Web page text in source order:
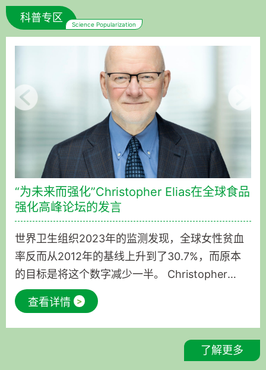
科普专区
Science Popularization
“为未来而强化”Christopher Elias在全球食品
强化高峰论坛的发言
世界卫生组织2023年的监测发现，全球女性贫血
率反而从2012年的基线上升到了30.7%，而原本
的目标是将这个数字减少一半。 Christopher
Elias的发言发生在联合国制定这个目标的2周之
前，他鼓励大家（政府、企业、公益组织）联合起
来，创建一个不再需要问“为什么儿童会死亡”的世
界。 他的发言非常清晰、精炼地说明了为什么我
们需要食物强化，以及如何推动食物强化。
查看详情 >
了解更多